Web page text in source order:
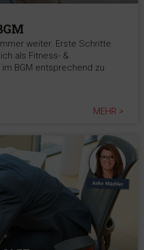
weiter. Erste Schritte
als Fitness- &
BGM entsprechend zu
MEHR >